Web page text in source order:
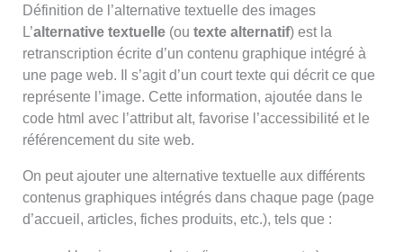
Définition de l’alternative textuelle des images
L’alternative textuelle (outexte alternatif) est la
retranscription écrite d’un contenu graphique intégré à
une page web. Il s’agit d’un court texte qui décrit ce que
représente l’image. Cette information, ajoutée dans le
code html avec l’attribut alt, favorise l’accessibilité et le
référencement du site web.
On peut ajouter une alternative textuelle aux différents
contenus graphiques intégrés dans chaque page (page
d’accueil, articles, fiches produits, etc.), tels que :